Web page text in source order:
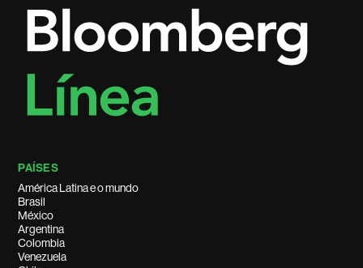
PAÍSES
América Latina e o mundo
Brasil
México
Argentina
Colombia
Venezuela